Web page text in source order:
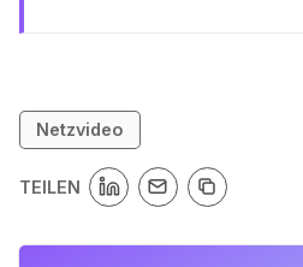
Netzvideo
TEILEN